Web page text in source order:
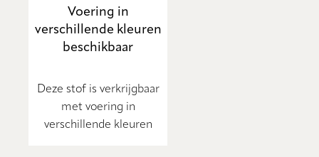
Voering in
verschillende kleuren
beschikbaar
Deze stof is verkrijgbaar
met voering in
verschillende kleuren